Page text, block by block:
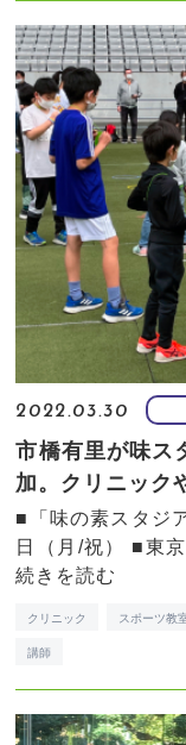
2022.03.30
市橋有里が味ス
加。クリニック
■「味の素スタジ
日（月/祝） ■東
続きを読む
クリニック スポーツ教
講師